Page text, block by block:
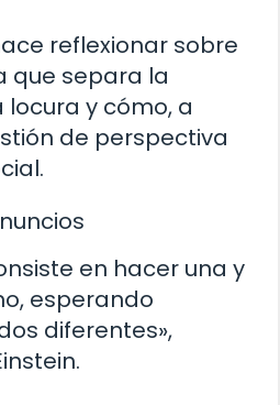
reflexionar sobre
que separa la
y cómo, a
de perspectiva
en hacer una y
esperando
diferentes»,